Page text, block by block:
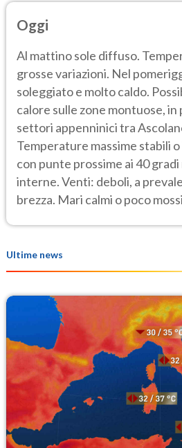
Oggi
Al mattino sole diffuso.
grosse variazioni. Nel
soleggiato e molto caldo.
calore sulle zone montuose,
settori appenninici tra
Temperature massime stabili
con punte prossime ai 40
interne. Venti: deboli, a
brezza. Mari calmi o poco
Ultime news